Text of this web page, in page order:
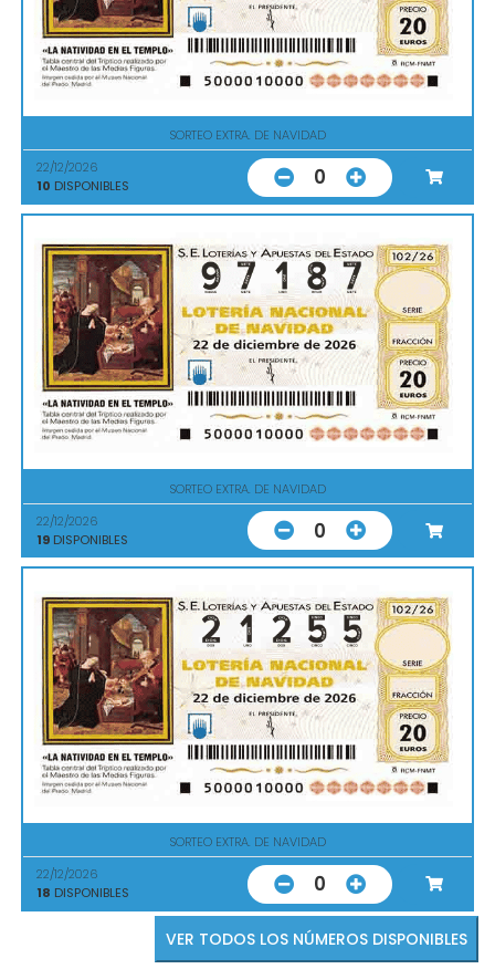
SORTEO EXTRA. DE NAVIDAD
22/12/2026
10 DISPONIBLES 0
SORTEO EXTRA. DE NAVIDAD
22/12/2026
19 DISPONIBLES 0
SORTEO EXTRA. DE NAVIDAD
22/12/2026
18 DISPONIBLES 0
VER TODOS LOS NÚMEROS DISPONIBLES